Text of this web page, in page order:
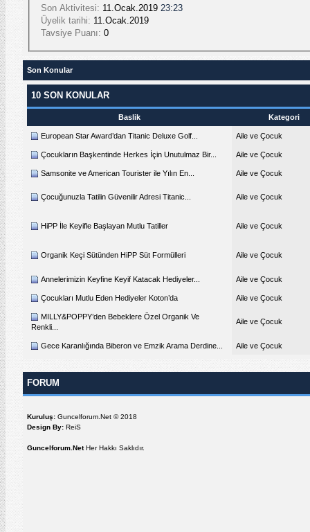
Son Aktivitesi: 11.Ocak.2019 23:23
Üyelik tarihi: 11.Ocak.2019
Tavsiye Puanı: 0
Son Konular
10 SON KONULAR
Baslik Kategori
European Star Award’dan Titanic Deluxe Golf... Aile ve Çocuk
Çocukların Başkentinde Herkes İçin Unutulmaz Bir... Aile ve Çocuk
Samsonite ve American Tourister ile Yılın En... Aile ve Çocuk
Çocuğunuzla Tatilin Güvenilir Adresi Titanic... Aile ve Çocuk
HiPP İle Keyifle Başlayan Mutlu Tatiller Aile ve Çocuk
Organik Keçi Sütünden HiPP Süt Formülleri Aile ve Çocuk
Annelerimizin Keyfine Keyif Katacak Hediyeler... Aile ve Çocuk
Çocukları Mutlu Eden Hediyeler Koton’da Aile ve Çocuk
MILLY&POPPY’den Bebeklere Özel Organik Ve
Renkli...
Aile ve Çocuk
Gece Karanlığında Biberon ve Emzik Arama Derdine... Aile ve Çocuk
FORUM
Kuruluş: Guncelforum.Net © 2018
Design By: ReiS
Guncelforum.NetHer Hakkı Saklıdır.